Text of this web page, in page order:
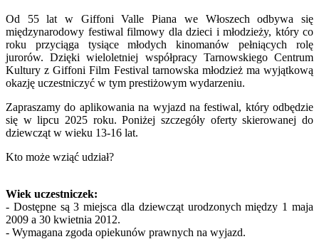
Od 55 lat w Giffoni Valle Piana we Włoszech odbywa się
międzynarodowy festiwal filmowy dla dzieci i młodzieży, który co
roku przyciąga tysiące młodych kinomanów pełniących rolę
jurorów. Dzięki wieloletniej współpracy Tarnowskiego Centrum
Kultury z Giffoni Film Festival tarnowska młodzież ma wyjątkową
okazję uczestniczyć w tym prestiżowym wydarzeniu.
Zapraszamy do aplikowania na wyjazd na festiwal, który odbędzie
się w lipcu 2025 roku. Poniżej szczegóły oferty skierowanej do
dziewcząt w wieku 13-16 lat.
Kto może wziąć udział?
Wiek uczestniczek:
- Dostępne są 3 miejsca dla dziewcząt urodzonych między 1 maja
2009 a 30 kwietnia 2012.
- Wymagana zgoda opiekunów prawnych na wyjazd.